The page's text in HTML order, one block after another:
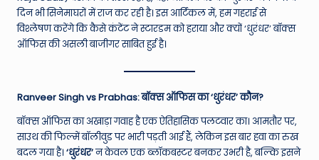
h
e
o
rl
d
दिन भी सिनेमाघरों में राज कर रही है। इस आर्टिकल में, हम गहराई से
विश्लेषण करेंगे कि कैसे कंटेंट ने स्टारडम को हराया और क्यों ‘धुरंधर’ बॉक्स
ऑफिस की असली बाजीगर साबित हुई है।
Ranveer Singh vs Prabhas: बॉक्स ऑफिस का ‘धुरंधर’ कौन?
बॉक्स ऑफिस का अखाड़ा गवाह है एक ऐतिहासिक पलटवार का। आमतौर पर,
साउथ की फिल्में बॉलीवुड पर भारी पड़ती आई हैं, लेकिन इस बार हवा का रुख
बदल गया है। ‘धुरंधर’न केवल एक ब्लॉकबस्टर बनकर उभरी है, बल्कि इसने